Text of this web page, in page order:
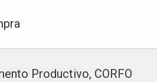
Productivo, CORFO